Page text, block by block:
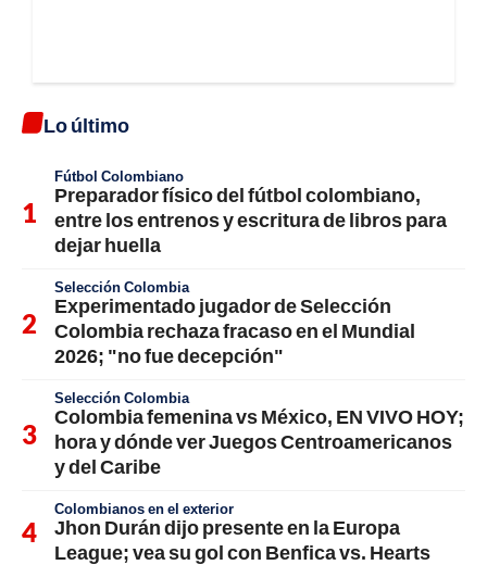
Lo último
Fútbol Colombiano
Preparador físico del fútbol colombiano,
entre los entrenos y escritura de libros para
dejar huella
Selección Colombia
Experimentado jugador de Selección
Colombia rechaza fracaso en el Mundial
2026; "no fue decepción"
Selección Colombia
Colombia femenina vs México, EN VIVO HOY;
hora y dónde ver Juegos Centroamericanos
y del Caribe
Colombianos en el exterior
Jhon Durán dijo presente en la Europa
League; vea su gol con Benfica vs. Hearts